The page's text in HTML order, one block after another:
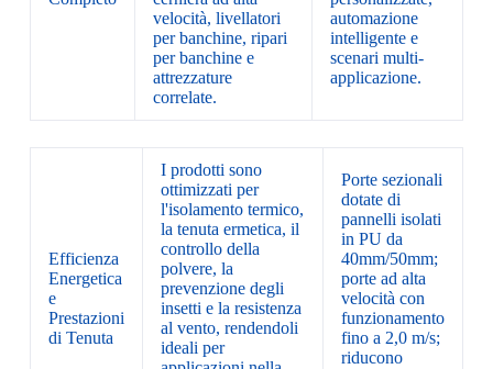
velocità, livellatori
per banchine, ripari
per banchine e
attrezzature
correlate.
automazione
intelligente e
scenari multi-
applicazione.
Efficienza
Energetica
e
Prestazioni
di Tenuta
I prodotti sono
ottimizzati per
l'isolamento termico,
la tenuta ermetica, il
controllo della
polvere, la
prevenzione degli
insetti e la resistenza
al vento, rendendoli
ideali per
Porte sezionali
dotate di
pannelli isolati
in PU da
40mm/50mm;
porte ad alta
velocità con
funzionamento
fino a 2,0 m/s;
riducono